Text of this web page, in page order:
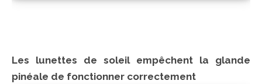
Les lunettes de soleil empêchent la glande
pinéale de fonctionner correctement